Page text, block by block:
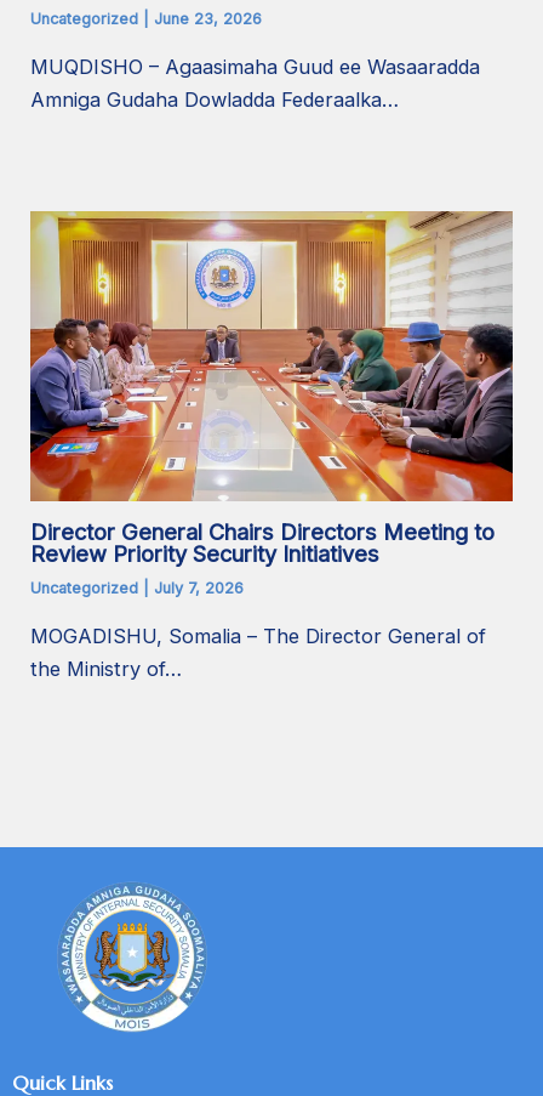
Uncategorized June 23, 2026
MUQDISHO – Agaasimaha Guud ee Wasaaradda
Amniga Gudaha Dowladda Federaalka…
Director General Chairs Directors Meeting to
Review Priority Security Initiatives
Uncategorized July 7, 2026
MOGADISHU, Somalia – The Director General of
the Ministry of…
Quick Links